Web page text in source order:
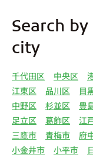
Search by
city
千代田区 中央区
江東区
品川区 目
中野区
杉並区 豊
足立区
葛飾区 江
三鷹市
青梅市 府
小金井市
小平市